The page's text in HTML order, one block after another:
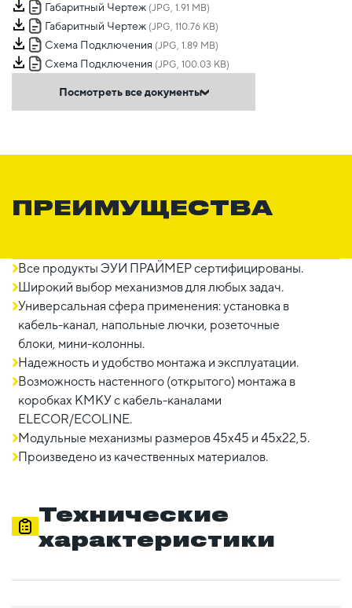
Габаритный Чертеж (JPG, 1.91 MB)
Габаритный Чертеж (JPG, 110.76 KB)
Схема Подключения (JPG, 1.89 MB)
Схема Подключения (JPG, 100.03 KB)
Посмотреть все документы
ПРЕИМУЩЕСТВА
Все продукты ЭУИ ПРАЙМЕР сертифицированы.
Широкий выбор механизмов для любых задач.
Универсальная сфера применения: установка в
кабель-канал, напольные лючки, розеточные
блоки, мини-колонны.
Надежность и удобство монтажа и эксплуатации.
Возможность настенного (открытого) монтажа в
коробках КМКУ с кабель-каналами
ELECOR/ECOLINE.
Модульные механизмы размеров 45х45 и 45х22,5.
Произведено из качественных материалов.
Технические
характеристики